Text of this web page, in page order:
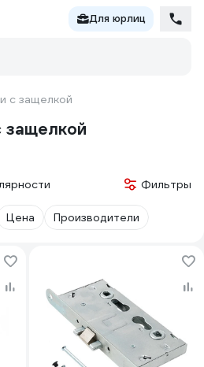
Для юрлиц
с защелкой
защелкой
Фильтры
Цена Производители